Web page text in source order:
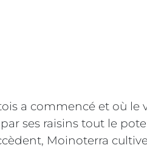
a commencé et où le
ses raisins tout le
Moinoterra